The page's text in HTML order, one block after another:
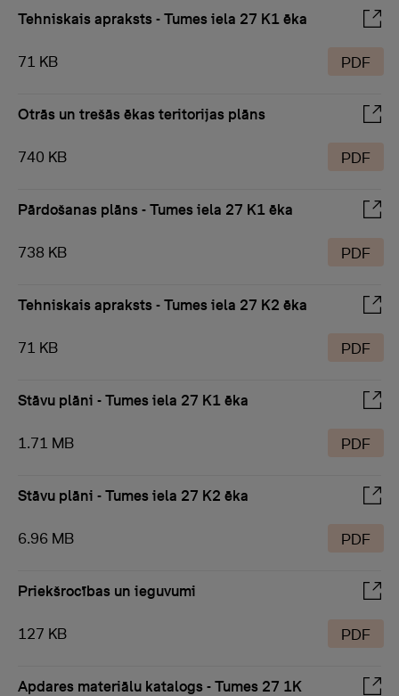
Tehniskais apraksts - Tumes iela 27 K1 ēka
71 KB PDF
Otrās un trešās ēkas teritorijas plāns
740 KB PDF
Pārdošanas plāns - Tumes iela 27 K1 ēka
738 KB PDF
Tehniskais apraksts - Tumes iela 27 K2 ēka
71 KB PDF
Stāvu plāni - Tumes iela 27 K1 ēka
1.71 MB PDF
Stāvu plāni - Tumes iela 27 K2 ēka
6.96 MB PDF
Priekšrocības un ieguvumi
127 KB PDF
Apdares materiālu katalogs - Tumes 27 1K